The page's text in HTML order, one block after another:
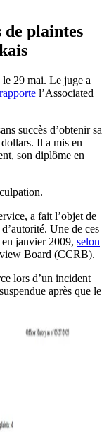
de plaintes
29 mai. Le juge a
rapporte l’Associated
succès d’obtenir sa
Il a mis en
son diplôme en
a fait l’objet de
Une de ces
janvier 2009, selon
Board (CCRB).
lors d’un incident
après que le